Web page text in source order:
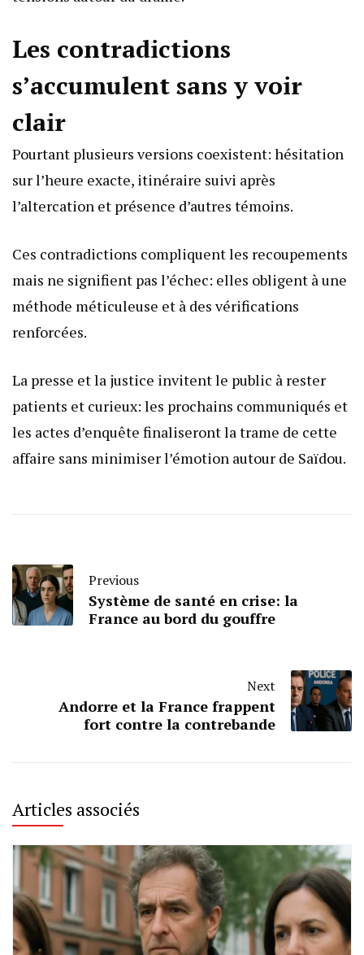
Les contradictions
s’accumulent sans y voir
clair
Pourtant plusieurs versions coexistent: hésitation
sur l’heure exacte, itinéraire suivi après
l’altercation et présence d’autres témoins.
Ces contradictions compliquent les recoupements
mais ne signifient pas l’échec: elles obligent à une
méthode méticuleuse et à des vérifications
renforcées.
La presse et la justice invitent le public à rester
patients et curieux: les prochains communiqués et
les actes d’enquête finaliseront la trame de cette
affaire sans minimiser l’émotion autour de Saïdou.
Previous
Système de santé en crise: la
France au bord du gouffre
Next
Andorre et la France frappent
fort contre la contrebande
Articles associés